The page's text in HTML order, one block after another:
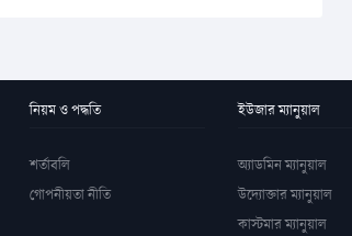
নিয়ম ও পদ্ধতি
শর্তাবলি
গোপনীয়তা নীতি
ইউজার ম্যানুয়াল
অ্যাডমিন ম্যানুয়াল
উদ্যোক্তার ম্যানুয়াল
কাস্টমার ম্যানুয়াল